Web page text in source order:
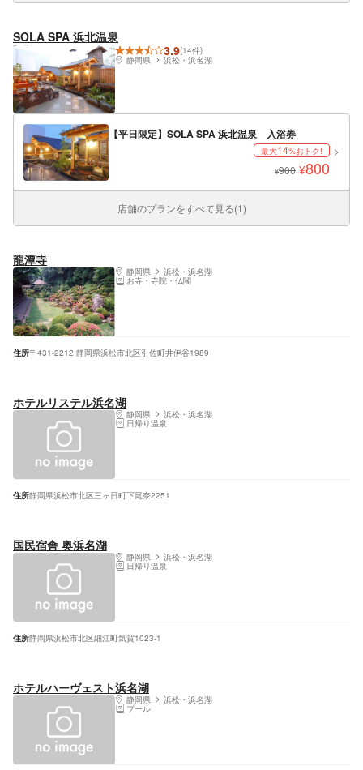
SOLA SPA 浜北温泉
3.9(14件)
静岡県
浜松・浜名湖
【平日限定】SOLA SPA 浜北温泉 入浴券
最大14%おトク!
¥900 ¥800
店舗のプランをすべて見る(1)
龍潭寺
静岡県 浜松・浜名湖
お寺・寺院・仏閣
住所〒431-2212 静岡県浜松市北区引佐町井伊谷1989
ホテルリステル浜名湖
静岡県 浜松・浜名湖
日帰り温泉
住所静岡県浜松市北区三ヶ日町下尾奈2251
国民宿舎 奥浜名湖
静岡県 浜松・浜名湖
日帰り温泉
住所静岡県浜松市北区細江町気賀1023-1
ホテルハーヴェスト浜名湖
静岡県 浜松・浜名湖
プール